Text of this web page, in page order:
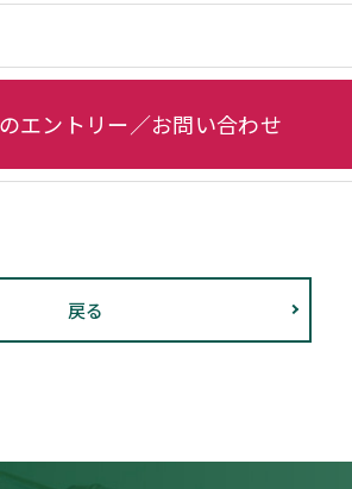
エントリー／お問い合わせ
戻る